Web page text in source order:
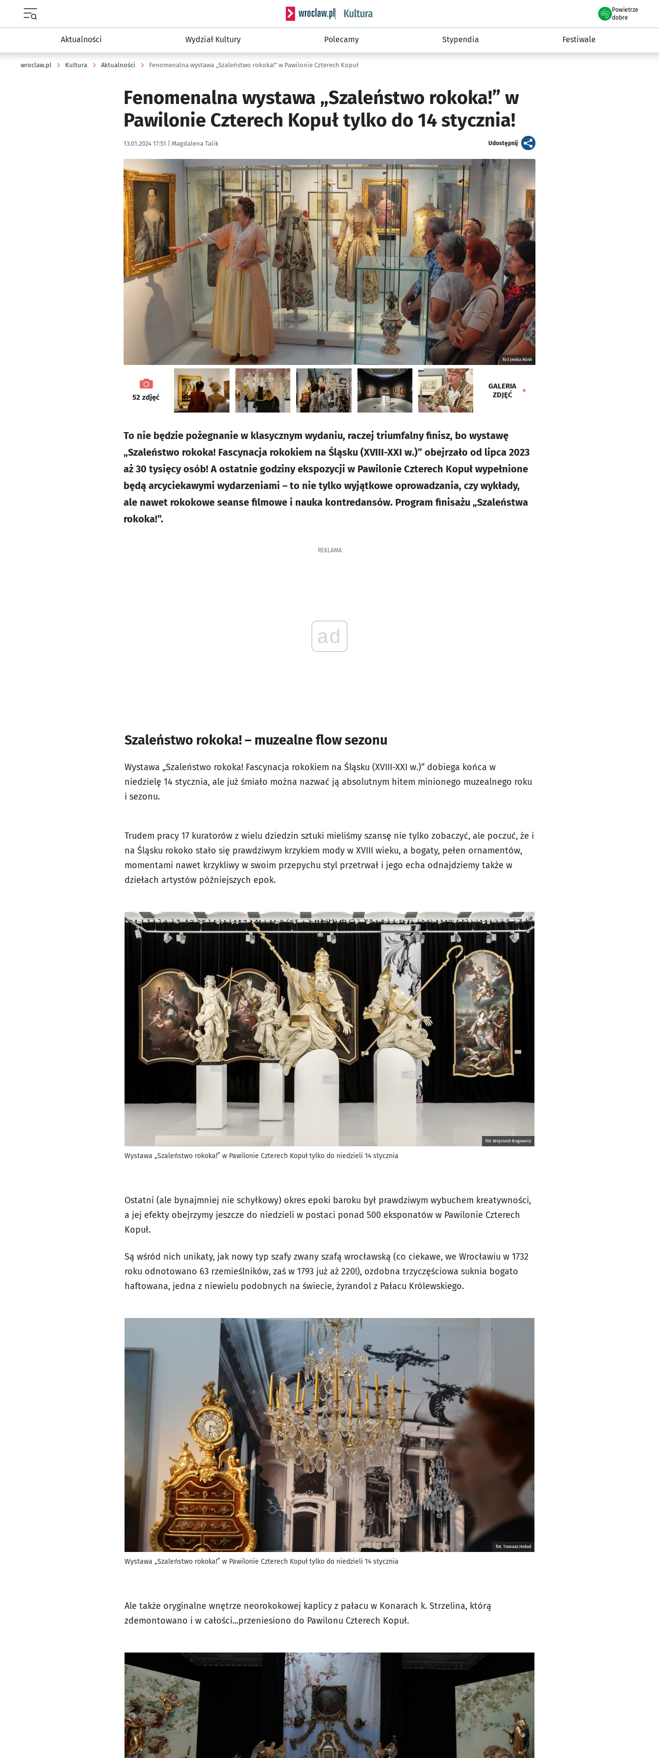
Serwis informacyjny wroclaw.pl podserwis: Kultura
Powietrze
we Wrocławiu
dobre
Aktualności Wydział Kultury Polecamy Stypendia Festiwale
wroclaw.pl Kultura Aktualności Fenomenalna wystawa „Szaleństwo rokoka!” w Pawilonie Czterech Kopuł
Fenomenalna wystawa „Szaleństwo rokoka!” w
Pawilonie Czterech Kopuł tylko do 14 stycznia!
Data publikacji:
13.01.2024 17:51 | Autor:
Magdalena Talik Udostępnijartykuł
Kliknij, aby zobaczyć galerię
Kliknij, aby powiększyć
fo.t Jenka Minh
galeria
52 zdjęć
GALERIA
ZDJĘĆ
To nie będzie pożegnanie w klasycznym wydaniu, raczej triumfalny finisz, bo wystawę
„Szaleństwo rokoka! Fascynacja rokokiem na Śląsku (XVIII-XXI w.)” obejrzało od lipca 2023
aż 30 tysięcy osób! A ostatnie godziny ekspozycji w Pawilonie Czterech Kopuł wypełnione
będą arcyciekawymi wydarzeniami – to nie tylko wyjątkowe oprowadzania, czy wykłady,
ale nawet rokokowe seanse filmowe i nauka kontredansów. Program finisażu „Szaleństwa
rokoka!”.
REKLAMA
ad
Szaleństwo rokoka! – muzealne flow sezonu
Wystawa „Szaleństwo rokoka! Fascynacja rokokiem na Śląsku (XVIII-XXI w.)” dobiega końca w
niedzielę 14 stycznia, ale już śmiało można nazwać ją absolutnym hitem minionego muzealnego roku
i sezonu.
Trudem pracy 17 kuratorów z wielu dziedzin sztuki mieliśmy szansę nie tylko zobaczyć, ale poczuć, że i
na Śląsku rokoko stało się prawdziwym krzykiem mody w XVIII wieku, a bogaty, pełen ornamentów,
momentami nawet krzykliwy w swoim przepychu styl przetrwał i jego echa odnajdziemy także w
dziełach artystów późniejszych epok.
fot. Wojciech Rogowicz
Wystawa „Szaleństwo rokoka!” w Pawilonie Czterech Kopuł tylko do niedzieli 14 stycznia
Ostatni (ale bynajmniej nie schyłkowy) okres epoki baroku był prawdziwym wybuchem kreatywności,
a jej efekty obejrzymy jeszcze do niedzieli w postaci ponad 500 eksponatów w Pawilonie Czterech
Kopuł.
Są wśród nich unikaty, jak nowy typ szafy zwany szafą wrocławską (co ciekawe, we Wrocławiu w 1732
roku odnotowano 63 rzemieślników, zaś w 1793 już aż 220!), ozdobna trzyczęściowa suknia bogato
haftowana, jedna z niewielu podobnych na świecie, żyrandol z Pałacu Królewskiego.
fot. Tomasz Hołod
Wystawa „Szaleństwo rokoka!” w Pawilonie Czterech Kopuł tylko do niedzieli 14 stycznia
Ale także oryginalne wnętrze neorokokowej kaplicy z pałacu w Konarach k. Strzelina, którą
zdemontowano i w całości...przeniesiono do Pawilonu Czterech Kopuł.